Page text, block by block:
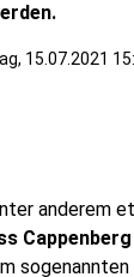
15.07.2021
anderem
Cappenberg
sogenannten